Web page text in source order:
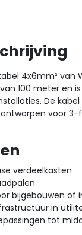
4x6mm² van
100 meter en
De
voor 3-
verdeelkasten
bijgebouwen of
in
tot